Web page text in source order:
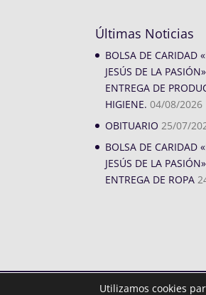
Últimas Noticias
BOLSA DE CARIDAD
JESÚS DE LA
ENTREGA DE
HIGIENE. 04/08/2026
OBITUARIO 25/07/
BOLSA DE CARIDAD
JESÚS DE LA
ENTREGA DE ROPA
Diseñado por iNova
Utilizamos cookies